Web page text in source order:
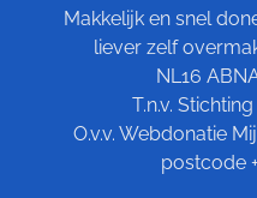
Makkelijk en snel
liever zelf
NL16
T.n.v.
O.v.v. Webdonatie
postcode